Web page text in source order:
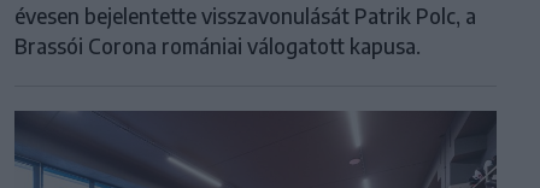
évesen bejelentette visszavonulását Patrik Polc, a
Brassói Corona romániai válogatott kapusa.